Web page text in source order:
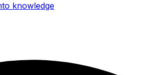
knowledge